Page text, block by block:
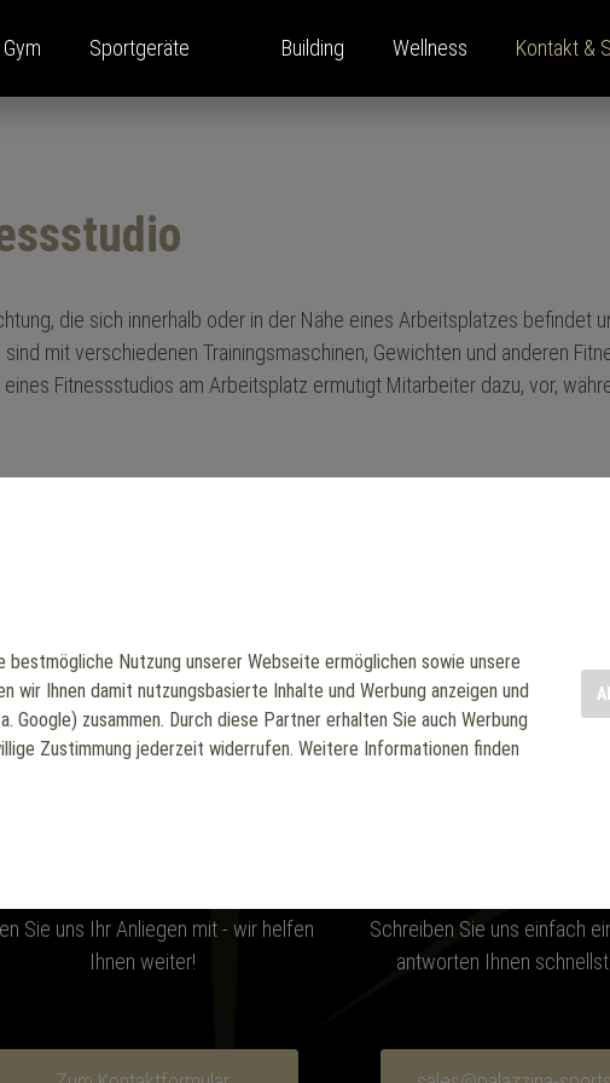
Sportgeräte Building Wellness Kontakt &
Palazzina Home Performance
Branchenlösungen
Unternehmen
Camping
Vereine
Aufbewahrung
Newsroom
News
Blog
Projekte
die sich innerhalb oder in der Nähe eines Arbeitsplatzes befindet
mit verschiedenen Trainingsmaschinen, Gewichten und anderen
Fitnessstudios am Arbeitsplatz ermutigt Mitarbeiter dazu, vor,
noch Fragen? Kontaktieren
Sie uns Ihr Anliegen mit - wir helfen
Ihnen weiter!
Schreiben Sie uns einfach
antworten Ihnen
bestmögliche Nutzung unserer Webseite ermöglichen sowie unsere
wir Ihnen damit nutzungsbasierte Inhalte und Werbung anzeigen und
Google) zusammen. Durch diese Partner erhalten Sie auch Werbung
Zustimmung jederzeit widerrufen. Weitere Informationen finden